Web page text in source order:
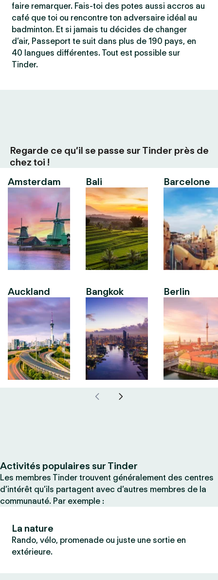
faire remarquer. Fais-toi des potes aussi accros au
café que toi ou rencontre ton adversaire idéal au
badminton. Et si jamais tu décides de changer
d’air, Passeport te suit dans plus de 190 pays, en
40 langues différentes. Tout est possible sur
Tinder.
Regarde ce qu’il se passe sur Tinder près de
chez toi !
Amsterdam
Auckland
Bali
Bangkok
Barcelone
Berlin
Activités populaires sur Tinder
Les membres Tinder trouvent généralement des centres
d’intérêt qu’ils partagent avec d’autres membres de la
communauté. Par exemple :
La nature
Rando, vélo, promenade ou juste une sortie en
extérieure.